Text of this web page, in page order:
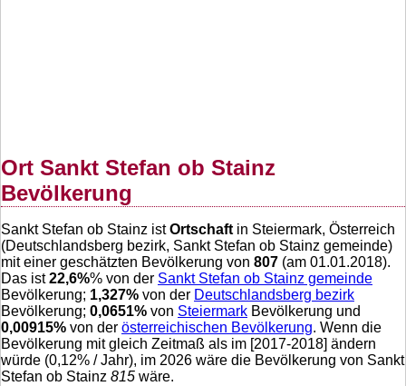
Ort Sankt Stefan ob Stainz
Bevölkerung
Sankt Stefan ob Stainz istOrtschaft in Steiermark, Österreich
(Deutschlandsberg bezirk, Sankt Stefan ob Stainz gemeinde)
mit einer geschätzten Bevölkerung von 807 (am 01.01.2018).
Das ist22,6%% von der Sankt Stefan ob Stainz gemeinde
Bevölkerung; 1,327% von der Deutschlandsberg bezirk
Bevölkerung; 0,0651% von Steiermark Bevölkerung und
0,00915% von der österreichischen Bevölkerung. Wenn die
Bevölkerung mit gleich Zeitmaß als im [2017-2018] ändern
würde (0,12% / Jahr), im 2026 wäre die Bevölkerung von Sankt
Stefan ob Stainz 815 wäre.